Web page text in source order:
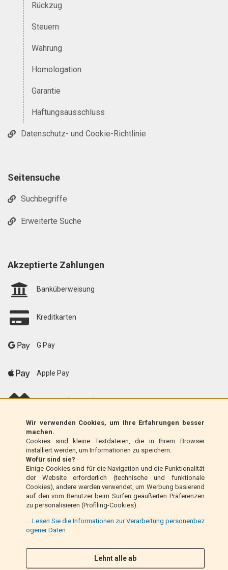
Wir verwenden Cookies, um Ihre Erfahrungen besser
machen.
Cookies sind kleine Textdateien, die in Ihrem Browser
installiert werden, um Informationen zu speichern.
Wofür sind sie?
Einige Cookies sind für die Navigation und die Funktionalität
der Website erforderlich (technische und funktionale
Cookies), andere werden verwendet, um Werbung basierend
auf den vom Benutzer beim Surfen geäußerten Präferenzen
zu personalisieren (Profiling-Cookies).
... Lesen Sie die Informationen zur Verarbeitung personenbez
ogener Daten
Lehnt alle ab
Rückzug
Steuern
Währung
Homologation
Garantie
Haftungsausschluss
Datenschutz- und Cookie-Richtlinie
Seitensuche
Suchbegriffe
Erweiterte Suche
Akzeptierte Zahlungen
Banküberweisung
Kreditkarten
G Pay
Apple Pay
scalapay (EU only)
Klarna (nur EU)
Zahlungsanweisung (nur Italien)
Nachnahme (nur Italien)